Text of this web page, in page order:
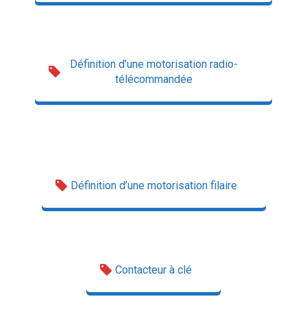
Définition d’une motorisation radio-
télécommandée
Définition d’une motorisation filaire
Contacteur à clé